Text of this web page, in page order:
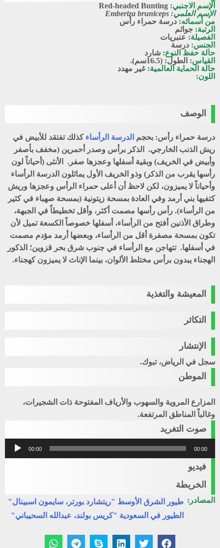
الإسم الاجنبي: Red-headed Bunting
الإسم العلمي: Emberiza bruniceps
من أسمائه: درسة حمراء رأس
الرتبة: جواثم
الفصيلة: عنبريات
الجنس: درسة
حالة حفظ النوع: شارد
القياس: الطول: (16.5سم).
حالة الحماية العالمية:غير مهدد
اللون:
الوصف
درسة حمراء رأس: بحجم الدرسة الرأساء كذلك تفتقد للأبيض في
ريش الذنب الخارجي. الذكر برأس وصدر أحمرين (مخفف بأصفر
وأبيض في الخريف) وبقية أسفلها وعجزها صفر. الأنثى (أحياناً لون
رأسها يقرب من الذكر) وذو الخريف الأول يماثلون الدرسة الرأساء
وأحياناً لا يميزون، لكن لاحظ أن أعلى حمراء الرأس وعجزها وريش
كتفيها بني أرمد وفي العادة بمسحة زيتونية (بمسحة صهباء في كثير
من الرأساء). رأس رأسها مصمت أكثر، وأقل تخطيطاً في الجبهة،
وطراق الأذنين أفتح من الرأساء، أسفلها خصوصاً الكسعة تميل لأن
تكون بمسحة مصفرة أقل من الرأساء، وبعضها أرمد مؤدم مصمت
في أسفلها. تتهاجن مع الرأساء في جنوب شرق بحر قزوين؛ الذكور
الهجناء يبدون برأس مختلط الألوان، بينما الإناث لا يميزون كهجناء.
المعيشة والتغذية
التكاثر
الإنتشار
سجل في الرياض، تبوك.
الموطن
المزارع المروية والسهوب والأرياف المفتوحة ذات الشجيرات،
وغالباً المناطق المرتفعة.
صوت التغريد
مشغل
الصوت
00:00 00:00
فيديو
الخريطة
المصادر: طيور الشرق الأوسط "ريتشارد بورتر، سايمون اسبينال"
الطيور في السعودية "كريس بولند، عبدالله السحيباني"